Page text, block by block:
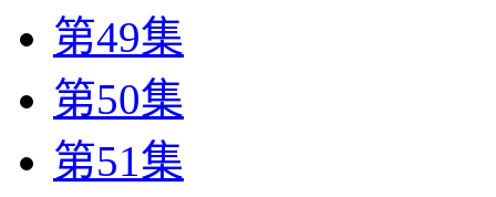
第49集
第50集
第51集